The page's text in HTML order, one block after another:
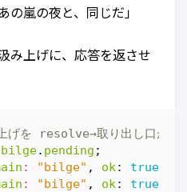
嵐の夜と、同じだ」
み上げに、応答を返させ
bilge. pending ;
: "bilge" , ok: true
: "bilge" , ok: true